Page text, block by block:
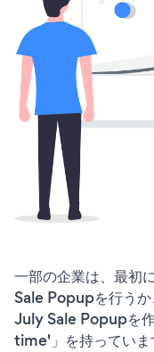
一部の企業は、最
Sale Popupを行う
July Sale Popupを
time'」を持っていま